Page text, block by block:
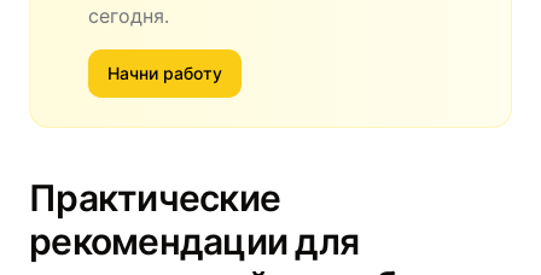
сегодня.
Начни работу
Практические
рекомендации для